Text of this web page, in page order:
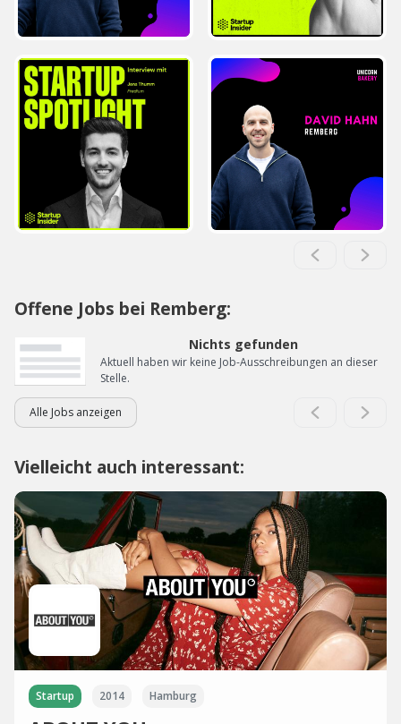
Offene Jobs bei Remberg:
Nichts gefunden
Aktuell haben wir keine Job-Ausschreibungen an dieser
Stelle.
Alle Jobs anzeigen
Vielleicht auch interessant:
Startup 2014 Hamburg